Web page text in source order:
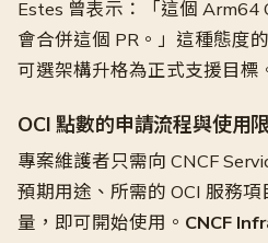
Estes 曾表示：「這個 Arm64
會合併這個 PR。」這種態度
可選架構升格為正式支援目標
OCI 點數的申請流程與使用
專案維護者只需向 CNCF
預期用途、所需的 OCI 服務
量，即可開始使用。 CNCF